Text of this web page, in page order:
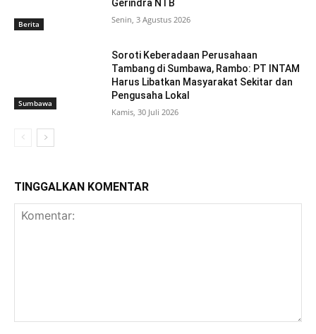
Berita
Gerindra NTB
Senin, 3 Agustus 2026
Sumbawa
Soroti Keberadaan Perusahaan
Tambang di Sumbawa, Rambo: PT INTAM
Harus Libatkan Masyarakat Sekitar dan
Pengusaha Lokal
Kamis, 30 Juli 2026
TINGGALKAN KOMENTAR